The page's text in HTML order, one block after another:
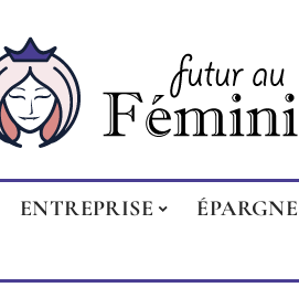
ENTREPRISE ÉPARGNE